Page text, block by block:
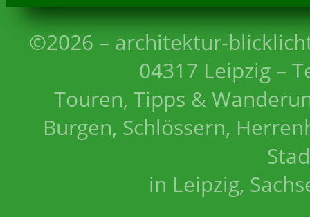
©2026 – architektur-
04317 Leipzig –
Touren, Tipps &
Burgen, Schlössern,
in Leipzig,